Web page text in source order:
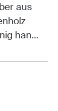
aus
han…